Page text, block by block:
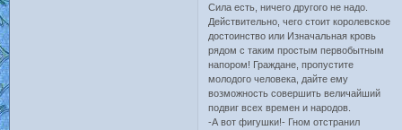
Сила есть, ничего другого не надо.
Действительно, чего стоит королевское
достоинство или Изначальная кровь
рядом с таким простым первобытным
напором! Граждане, пропустите
молодого человека, дайте ему
возможность совершить величайший
подвиг всех времен и народов.
-А вот фигушки!- Гном отстранил